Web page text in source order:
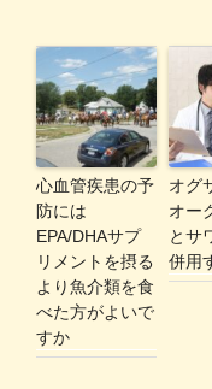
心血管疾患の予
防には
EPA/DHAサプ
リメントを摂る
より魚介類を食
べた方がよいで
すか
オグ
オー
とサ
併用